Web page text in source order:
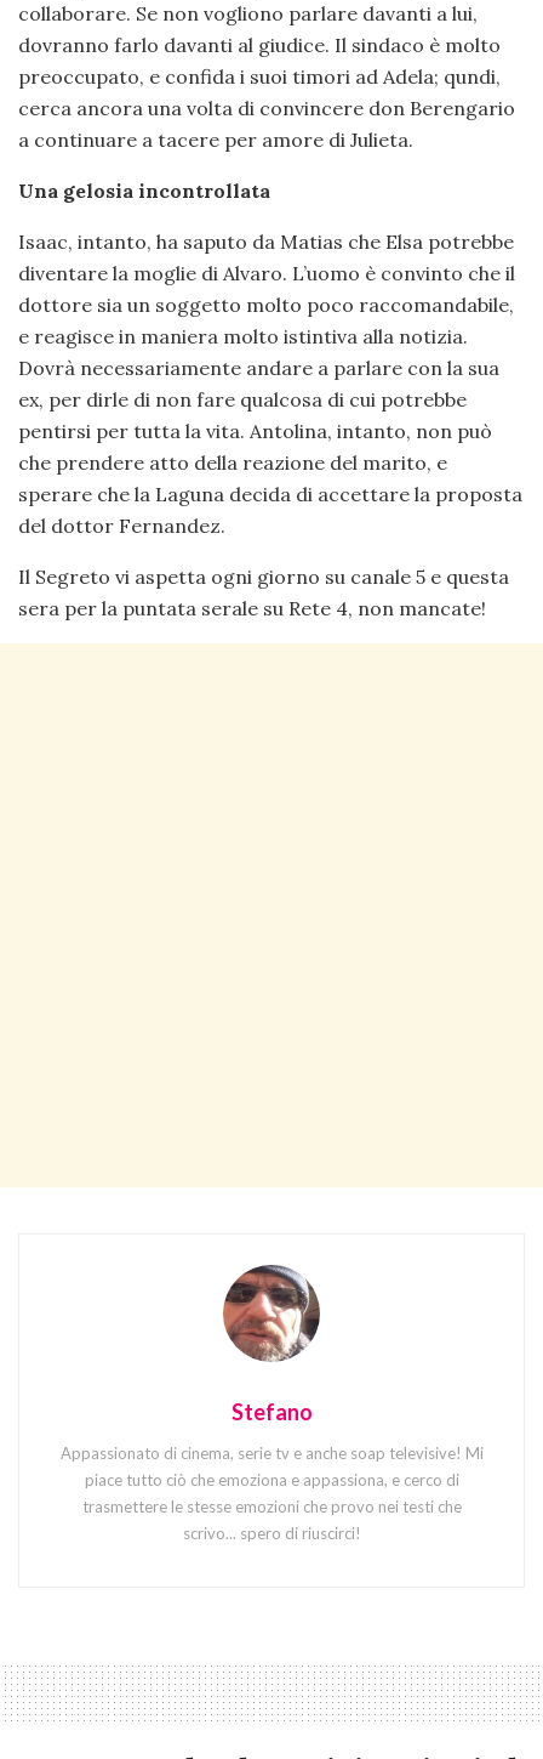
collaborare. Se non vogliono parlare davanti a lui,
dovranno farlo davanti al giudice. Il sindaco è molto
preoccupato, e confida i suoi timori ad Adela; qundi,
cerca ancora una volta di convincere don Berengario
a continuare a tacere per amore di Julieta.
Una gelosia incontrollata
Isaac, intanto, ha saputo da Matias che Elsa potrebbe
diventare la moglie di Alvaro. L’uomo è convinto che il
dottore sia un soggetto molto poco raccomandabile,
e reagisce in maniera molto istintiva alla notizia.
Dovrà necessariamente andare a parlare con la sua
ex, per dirle di non fare qualcosa di cui potrebbe
pentirsi per tutta la vita. Antolina, intanto, non può
che prendere atto della reazione del marito, e
sperare che la Laguna decida di accettare la proposta
del dottor Fernandez.
Il Segreto vi aspetta ogni giorno su canale 5 e questa
sera per la puntata serale su Rete 4, non mancate!
Stefano
Appassionato di cinema, serie tv e anche soap televisive! Mi
piace tutto ciò che emoziona e appassiona, e cerco di
trasmettere le stesse emozioni che provo nei testi che
scrivo... spero di riuscirci!